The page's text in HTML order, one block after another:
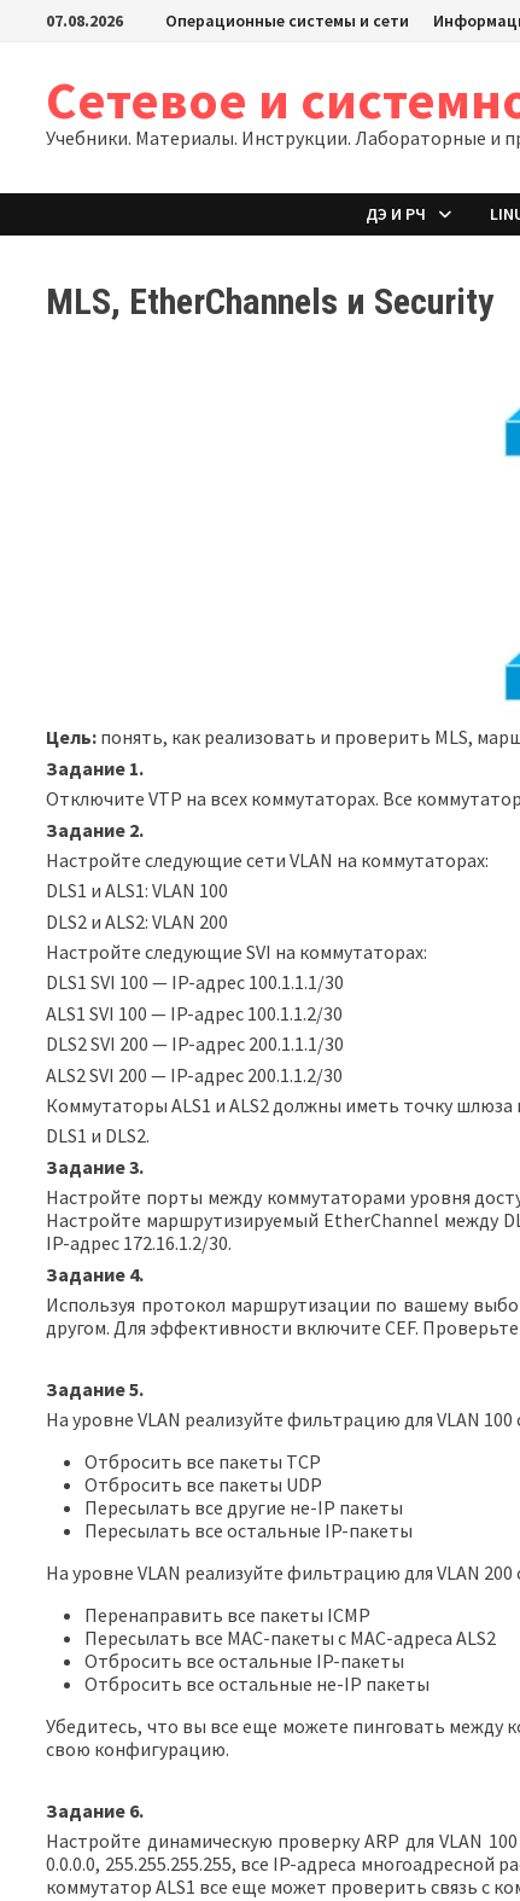
Перейти07.08.2026 Операционные системы и сети
Сетевое и
Учебники. Материалы. Инструкции. Лабораторные и
ДЭ И РЧ
MLS, EtherChannels и Security
Цель: понять, как реализовать и проверить MLS,
Задание 1.
Отключите VTP на всех коммутаторах. Все
Задание 2.
Настройте следующие сети VLAN на коммутаторах:
DLS1 и ALS1: VLAN 100
DLS2 и ALS2: VLAN 200
Настройте следующие SVI на коммутаторах:
DLS1 SVI 100 — IP-адрес 100.1.1.1/30
ALS1 SVI 100 — IP-адрес 100.1.1.2/30
DLS2 SVI 200 — IP-адрес 200.1.1.1/30
ALS2 SVI 200 — IP-адрес 200.1.1.2/30
Коммутаторы ALS1 и ALS2 должны иметь точку
DLS1 и DLS2.
Задание3.
Настройте порты между коммутаторами уровня
Настройте маршрутизируемый EtherChannel между
IP-адрес 172.16.1.2/30.
Задание 4.
Используя протокол маршрутизации по вашему
другом. Для эффективности включите CEF.
Задание 5.
На уровне VLAN реализуйте фильтрацию для VLAN
Отбросить все пакеты TCP
Отбросить все пакеты UDP
Пересылать все другие не-IP пакеты
Пересылать все остальные IP-пакеты
На уровне VLAN реализуйте фильтрацию для VLAN
Перенаправить все пакеты ICMP
Пересылать все MAC-пакеты с MAC-адреса ALS2
Отбросить все остальные IP-пакеты
Отбросить все остальные не-IP пакеты
Убедитесь, что вы все еще можете пинговать между
свою конфигурацию.
Задание 6.
Настройте динамическую проверку ARP для VLAN
0.0.0.0, 255.255.255.255, все IP-адреса
коммутатор ALS1 все еще может проверить связь с